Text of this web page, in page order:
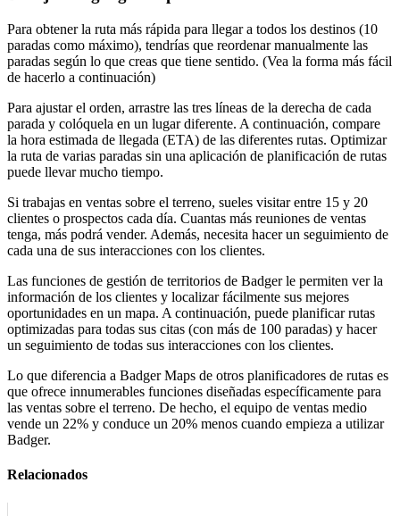
Para obtener la ruta más rápida para llegar a todos los destinos (10
paradas como máximo), tendrías que reordenar manualmente las
paradas según lo que creas que tiene sentido. (Vea la forma más fácil
de hacerlo a continuación)
Para ajustar el orden, arrastre las tres líneas de la derecha de cada
parada y colóquela en un lugar diferente. A continuación, compare
la hora estimada de llegada (ETA) de las diferentes rutas. Optimizar
la ruta de varias paradas sin una aplicación de planificación de rutas
puede llevar mucho tiempo.
Si trabajas en ventas sobre el terreno, sueles visitar entre 15 y 20
clientes o prospectos cada día. Cuantas más reuniones de ventas
tenga, más podrá vender. Además, necesita hacer un seguimiento de
cada una de sus interacciones con los clientes.
Las funciones de gestión de territorios de Badger le permiten ver la
información de los clientes y localizar fácilmente sus mejores
oportunidades en un mapa. A continuación, puede planificar rutas
optimizadas para todas sus citas (con más de 100 paradas) y hacer
un seguimiento de todas sus interacciones con los clientes.
Lo que diferencia a Badger Maps de otros planificadores de rutas es
que ofrece innumerables funciones diseñadas específicamente para
las ventas sobre el terreno. De hecho, el equipo de ventas medio
vende un 22% y conduce un 20% menos cuando empieza a utilizar
Badger.
Relacionados